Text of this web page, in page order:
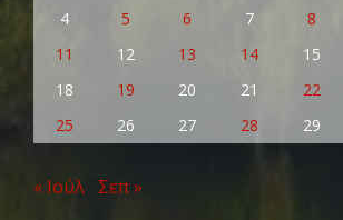
4
5 6 7 8
11
12 13 14 15
18
19 20 21 22
25
26 27 28 29
« Ιούλ Σεπ »